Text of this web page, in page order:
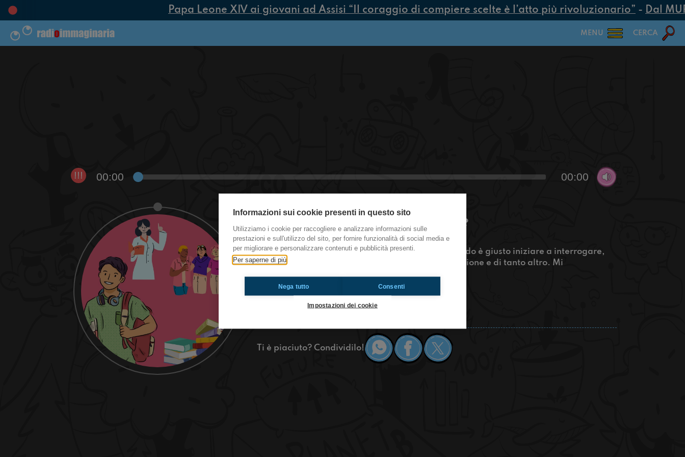
Papa Leone XIV ai giovani ad Assisi “Il coraggio di compiere scelte è l’atto più rivoluzionario”- Dal
MENU CERCA
!!! 00:00 00:00
#Inviati Prof già inizia ad interrogare?
Ciao ragazzi in questa puntata parleremo di quando è giusto iniziare a interrogare,
ma anche di quanto è importante la prima impressione e di tanto altro. Mi
https://www.radioimmaginaria.it
Ti è piaciuto? Condividilo!
Informazioni sui cookie presenti in questo sito
Utilizziamo i cookie per raccogliere e analizzare informazioni sulle
prestazioni e sull'utilizzo del sito, per fornire funzionalità di social media e
per migliorare e personalizzare contenuti e pubblicità presenti.
Per saperne di più
Nega tutto Consenti
Impostazioni dei cookie